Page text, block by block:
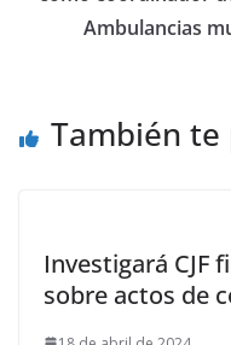
Ambulancias
También
Investigará CJF
sobre actos de